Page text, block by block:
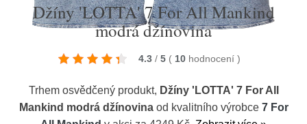
Džíny 'LOTTA' 7 For All Mankind
modrá džínovina
4.3 / 5 ( 10 hodnocení )
Trhem osvědčený produkt, Džíny 'LOTTA' 7 For All
Mankind modrá džínovinaod kvalitního výrobce 7 For